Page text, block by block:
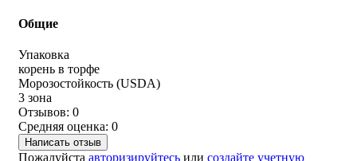
Общие
Упаковка
корень в торфе
Морозостойкость (USDA)
3 зона
Отзывов: 0
Средняя оценка: 0
Написать отзыв
Пожалуйста авторизируйтесь или создайте учетную